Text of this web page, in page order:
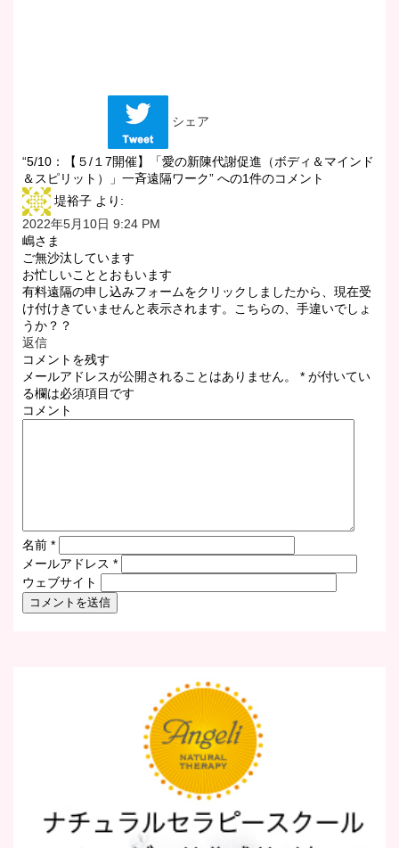
シェア
“5/10：【５/１7開催】「愛の新陳代謝促進（ボディ＆マインド
＆スピリット）」一斉遠隔ワーク” への1件のコメント
堤裕子 より:
2022年5月10日 9:24 PM
嶋さま
ご無沙汰しています
お忙しいこととおもいます
有料遠隔の申し込みフォームをクリックしましたから、現在受
け付けきていませんと表示されます。こちらの、手違いでしょ
うか？？
返信
コメントを残す
メールアドレスが公開されることはありません。
* が付いてい
る欄は必須項目です
コメント
名前 *
メールアドレス *
ウェブサイト